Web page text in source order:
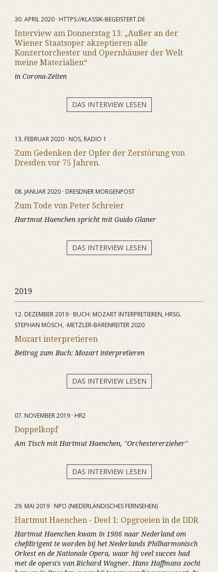
30. APRIL 2020 · HTTPS://KLASSIK-BEGEISTERT.DE
Interview am Donnerstag 13: „Außer an der
Wiener Staatsoper akzeptieren alle
Konzertorchester und Opernhäuser der Welt
meine Materialien“
in Corona-Zeiten
DAS INTERVIEW LESEN
13. FEBRUAR 2020 · NOS, RADIO 1
Zum Gedenken der Opfer der Zerstörung von
Dresden vor 75 Jahren.
08. JANUAR 2020 · DRESDNER MORGENPOST
Zum Tode von Peter Schreier
Hartmut Haenchen spricht mit Guido Glaner
DAS INTERVIEW LESEN
2019
12. DEZEMBER 2019 · BUCH: MOZART INTERPRETIEREN, HRSG.
STEPHAN MÖSCH, -METZLER-BÄRENREITER 2020
Mozart interpretieren
Beitrag zum Buch: Mozart interpretieren
DAS INTERVIEW LESEN
07. NOVEMBER 2019 · HR2
Doppelkopf
Am Tisch mit Hartmut Haenchen, "Orchestererzieher"
DAS INTERVIEW LESEN
29. MAI 2019 · NPO (NIEDERLÄNDISCHES FERNSEHEN)
Hartmut Haenchen - Deel 1: Opgroeien in de DDR
Hartmut Haenchen kwam in 1986 naar Nederland om
chefdirigent te worden bij het Nederlands Philharmonisch
Orkest en de Nationale Opera, waar hij veel succes had
met de opera's van Richard Wagner. Hans Haffmans zocht